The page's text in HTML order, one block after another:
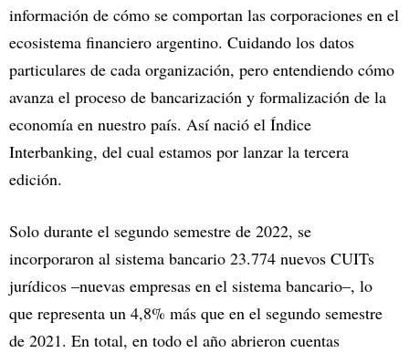
información de cómo se comportan las corporaciones en el
ecosistema financiero argentino. Cuidando los datos
particulares de cada organización, pero entendiendo cómo
avanza el proceso de bancarización y formalización de la
economía en nuestro país. Así nació el Índice
Interbanking, del cual estamos por lanzar la tercera
edición.
Solo durante el segundo semestre de 2022, se
incorporaron al sistema bancario 23.774 nuevos CUITs
jurídicos –nuevas empresas en el sistema bancario–, lo
que representa un 4,8% más que en el segundo semestre
de 2021. En total, en todo el año abrieron cuentas